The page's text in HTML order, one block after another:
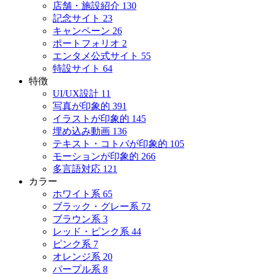
店舗・施設紹介 130
記念サイト 23
キャンペーン 26
ポートフォリオ 2
エンタメ公式サイト 55
特設サイト 64
特徴
UI/UX設計 11
写真が印象的 391
イラストが印象的 145
埋め込み動画 136
テキスト・コトバが印象的 105
モーションが印象的 266
多言語対応 121
カラー
ホワイト系 65
ブラック・グレー系 72
ブラウン系 3
レッド・ピンク系 44
ピンク系 7
オレンジ系 20
パープル系 8